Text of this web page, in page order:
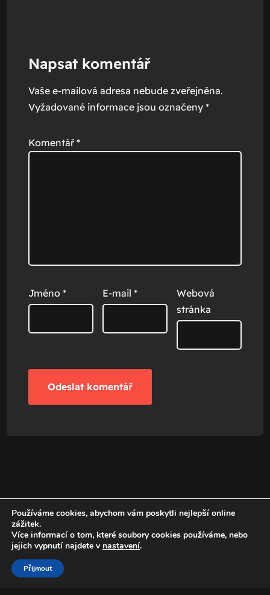
Napsat komentář
Vaše e-mailová adresa nebude zveřejněna.
Vyžadované informace jsou označeny *
Komentář *
Jméno * E-mail *
Webová
stránka
Používáme cookies, abychom vám poskytli nejlepší online
zážitek.
Více informací o tom, které soubory cookies používáme, nebo
jejich vypnutí najdete v nastavení.
Přijmout